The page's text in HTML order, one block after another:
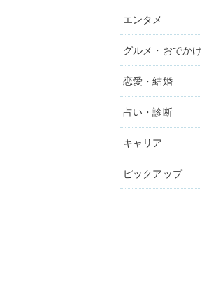
エンタメ
グルメ・おでかけ
恋愛・結婚
占い・診断
キャリア
ピックアップ